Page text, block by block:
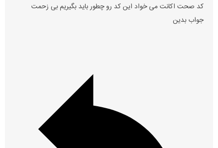
کد صحت اکانت می خواد این کد رو چطور باید بگیریم بی زحمت
جواب بدین